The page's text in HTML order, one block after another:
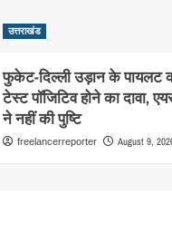
उत्तराखंड
फुकेट-दिल्ली उड़ान के पायलट
टेस्ट पॉजिटिव होने का दावा,
ने नहीं की पुष्टि
freelancerreporter August 9,